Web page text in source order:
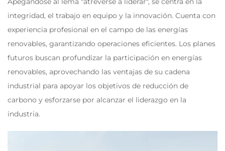
integridad, el trabajo en equipo y la innovación. Cuenta con
experiencia profesional en el campo de las energías
renovables, garantizando operaciones eficientes. Los planes
futuros buscan profundizar la participación en energías
renovables, aprovechando las ventajas de su cadena
industrial para apoyar los objetivos de reducción de
carbono y esforzarse por alcanzar el liderazgo en la
industria.